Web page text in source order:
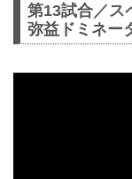
第13試合／ス
弥益ドミネー